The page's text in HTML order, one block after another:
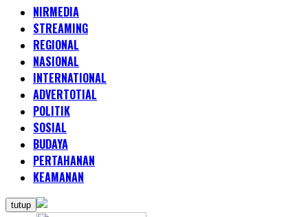
NIRMEDIA
STREAMING
REGIONAL
NASIONAL
INTERNATIONAL
ADVERTOTIAL
POLITIK
SOSIAL
BUDAYA
PERTAHANAN
KEAMANAN
tutup